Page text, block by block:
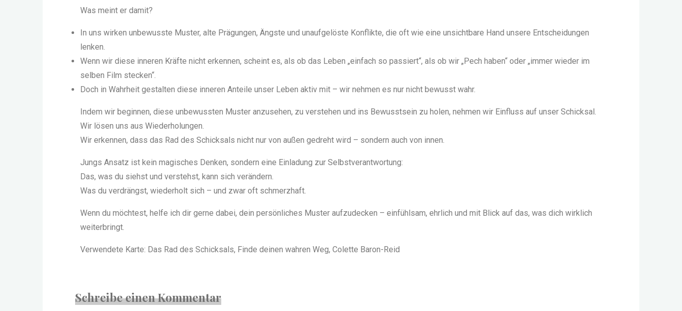
Was meint er damit?
In uns wirken unbewusste Muster, alte Prägungen, Ängste und unaufgelöste Konflikte, die oft wie eine unsichtbare Hand unsere Entscheidungen
lenken.
Wenn wir diese inneren Kräfte nicht erkennen, scheint es, als ob das Leben „einfach so passiert“, als ob wir „Pech haben“ oder „immer wieder im
selben Film stecken“.
Doch in Wahrheit gestalten diese inneren Anteile unser Leben aktiv mit – wir nehmen es nur nicht bewusst wahr.
Indem wir beginnen, diese unbewussten Muster anzusehen, zu verstehen und ins Bewusstsein zu holen, nehmen wir Einfluss auf unser Schicksal.
Wir lösen uns aus Wiederholungen.
Wir erkennen, dass das Rad des Schicksals nicht nur von außen gedreht wird – sondern auch von innen.
Jungs Ansatz ist kein magisches Denken, sondern eine Einladung zur Selbstverantwortung:
Das, was du siehst und verstehst, kann sich verändern.
Was du verdrängst, wiederholt sich – und zwar oft schmerzhaft.
Wenn du möchtest, helfe ich dir gerne dabei, dein persönliches Muster aufzudecken – einfühlsam, ehrlich und mit Blick auf das, was dich wirklich
weiterbringt.
Verwendete Karte: Das Rad des Schicksals, Finde deinen wahren Weg, Colette Baron-Reid
Schreibe einen Kommentar